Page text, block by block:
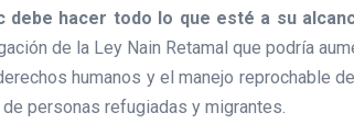
hacer todo lo que esté a su
de la Ley Nain Retamal que podría
humanos y el manejo reprochable
personas refugiadas y migrantes.